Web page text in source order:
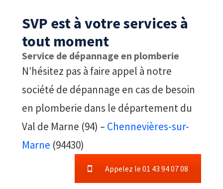
SVP est à votre services à
tout moment
Service de dépannage en plomberie
N’hésitez pas à faire appel à notre
société de dépannage en cas de besoin
en plomberie dans le département du
Val de Marne (94) – Chennevières-sur-
Marne (94430)
Appelez le 01 43 94 07 08